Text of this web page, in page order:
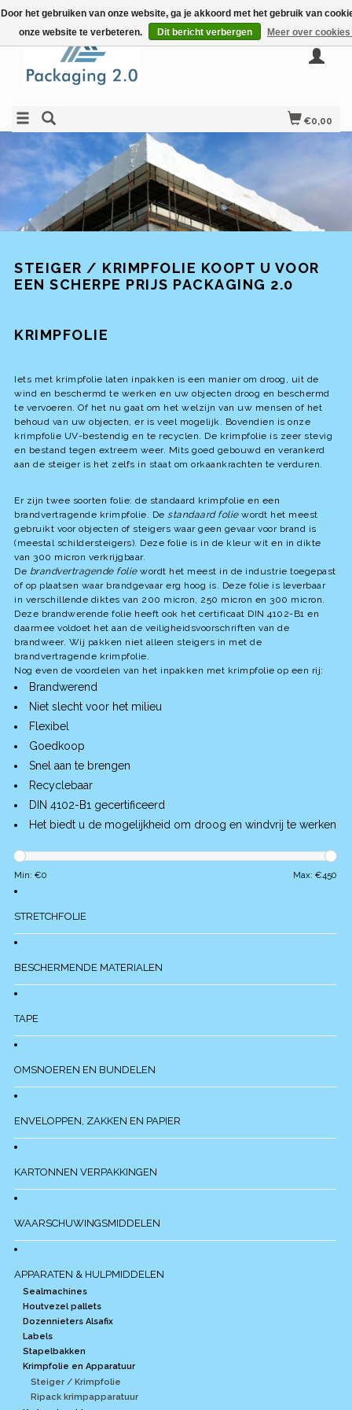
€0,00
STEIGER / KRIMPFOLIE KOOPT U VOOR
EEN SCHERPE PRIJS PACKAGING 2.0
KRIMPFOLIE
Iets met krimpfolie laten inpakken is een manier om droog, uit de
wind en beschermd te werken en uw objecten droog en beschermd
te vervoeren. Of het nu gaat om het welzijn van uw mensen of het
behoud van uw objecten, er is veel mogelijk. Bovendien is onze
krimpfolie UV-bestendig en te recyclen. De krimpfolie is zeer stevig
en bestand tegen extreem weer. Mits goed gebouwd en verankerd
aan de steiger is het zelfs in staat om orkaankrachten te verduren.
Er zijn twee soorten folie: de standaard krimpfolie en een
brandvertragende krimpfolie. De standaard foliewordt het meest
gebruikt voor objecten of steigers waar geen gevaar voor brand is
(meestal schildersteigers). Deze folie is in de kleur wit en in dikte
van 300 micron verkrijgbaar.
De brandvertragende foliewordt het meest in de industrie toegepast
of op plaatsen waar brandgevaar erg hoog is. Deze folie is leverbaar
in verschillende diktes van 200 micron, 250 micron en 300 micron.
Deze brandwerende folie heeft ook het certificaat DIN 4102-B1 en
daarmee voldoet het aan de veiligheidsvoorschriften van de
brandweer. Wij pakken niet alleen steigers in met de
brandvertragende krimpfolie.
Nog even de voordelen van het inpakken met krimpfolie op een rij:
Brandwerend
Niet slecht voor het milieu
Flexibel
Goedkoop
Snel aan te brengen
Recyclebaar
DIN 4102-B1 gecertificeerd
Het biedt u de mogelijkheid om droog en windvrij te werken
Min: €0 Max: €450
STRETCHFOLIE
BESCHERMENDE MATERIALEN
TAPE
OMSNOEREN EN BUNDELEN
ENVELOPPEN, ZAKKEN EN PAPIER
KARTONNEN VERPAKKINGEN
WAARSCHUWINGSMIDDELEN
APPARATEN & HULPMIDDELEN
Sealmachines
Houtvezel pallets
Dozennieters Alsafix
Labels
Stapelbakken
Krimpfolie en Apparatuur
Steiger / Krimpfolie
Ripack krimpapparatuur
Door het gebruiken van onze website, ga je akkoord met het gebruik van
onze website te verbeteren.
Dit bericht verbergen Meer over cookies